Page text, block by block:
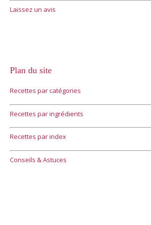
Laissez un avis
Plan du site
Recettes par catégories
Recettes par ingrédients
Recettes par index
Conseils & Astuces